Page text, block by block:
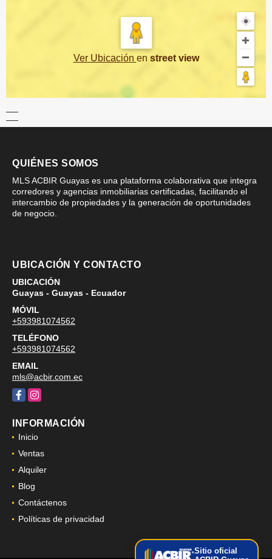
Ver Ubicación en street view
QUIÉNES SOMOS
MLS ACBIR Guayas es una plataforma colaborativa que integra
corredores y agencias inmobiliarias certificadas, facilitando el
intercambio de propiedades y la generación de oportunidades
de negocio.
UBICACIÓN Y CONTACTO
UBICACIÓN
Guayas - Guayas - Ecuador
MÓVIL
+593981074562
TELÉFONO
+593981074562
EMAIL
mls@acbir.com.ec
FacebookInstagram
INFORMACIÓN
Inicio
Ventas
Alquiler
Blog
Contáctenos
Políticas de privacidad
Sitio oficial